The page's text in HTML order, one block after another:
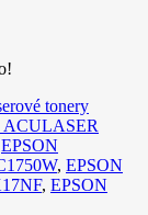
tonery
ACULASER
EPSON
, EPSON
, EPSON